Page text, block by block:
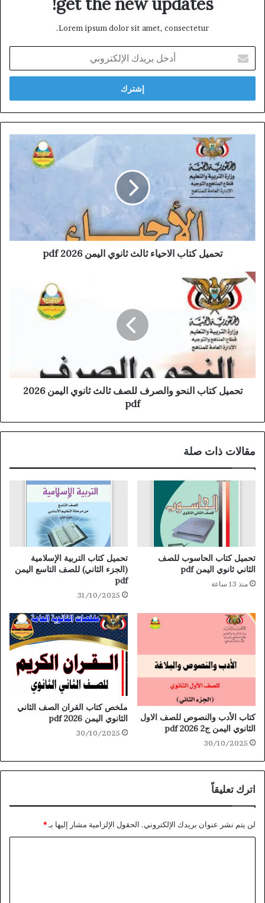
Lorem ipsum dolor sit amet, consectetur.
بريدك
الإلكتروني
تحميل كتاب الاحياء ثالث ثانوي اليمن 2026 pdf
تحميل كتاب النحو والصرف للصف ثالث ثانوي اليمن 2026
pdf
مقالات ذات صلة
تحميل كتاب الحاسوب للصف
الثاني ثانوي اليمن pdf
منذ 13 ساعة
تحميل كتاب التربية الإسلامية
(الجزء الثاني) للصف التاسع اليمن
pdf
31/10/2025
كتاب الأدب والنصوص للصف الاول
الثانوي اليمن ج2 2026 pdf
30/10/2025
ملخص كتاب القران الصف الثاني
الثانوي اليمن 2026 pdf
30/10/2025
اترك تعليقاً
لن يتم نشر عنوان بريدك الإلكتروني. الحقول الإلزامية مشار إليها بـ*